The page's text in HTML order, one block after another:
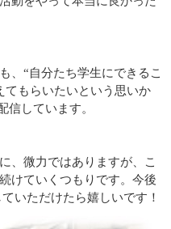
、“自分たち学生にできるこ
てもらいたいという思いか
信しています。
、微力ではありますが、こ
けていくつもりです。今後
いただけたら嬉しいです！